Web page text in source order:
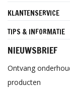
KLANTENSERVICE
TIPS & INFORMATIE
NIEUWSBRIEF
Ontvang
producten